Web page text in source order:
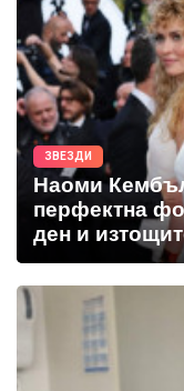
ЗВЕЗДИ
Наоми
перфектна
ден и